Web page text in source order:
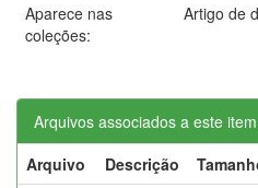
Aparece nas
coleções:
Artigo de
Arquivos associados a este
Arquivo
Descrição